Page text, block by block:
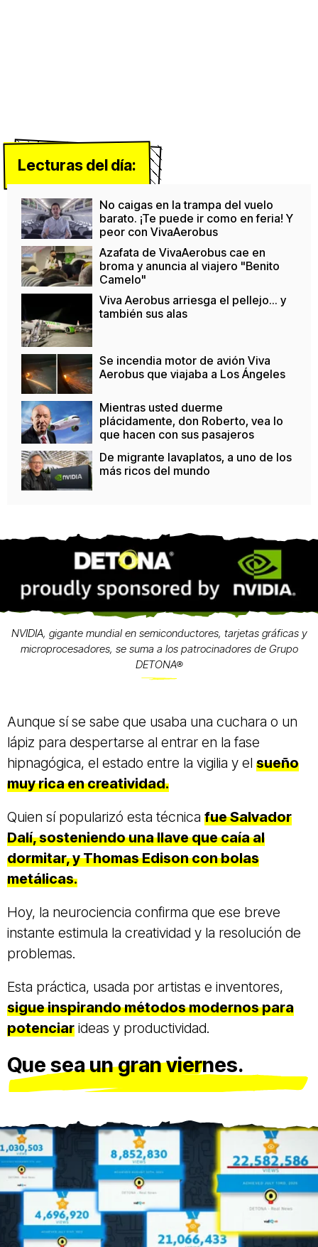
Lecturas del día:
No caigas en la trampa del vuelo
barato. ¡Te puede ir como en feria! Y
peor con VivaAerobus
Azafata de VivaAerobus cae en
broma y anuncia al viajero "Benito
Camelo"
Viva Aerobus arriesga el pellejo... y
también sus alas
Se incendia motor de avión Viva
Aerobus que viajaba a Los Ángeles
Mientras usted duerme
plácidamente, don Roberto, vea lo
que hacen con sus pasajeros
De migrante lavaplatos, a uno de los
más ricos del mundo
NVIDIA, gigante mundial en semiconductores, tarjetas gráficas y
microprocesadores, se suma a los patrocinadores de Grupo
DETONA®
Aunque sí se sabe que usaba una cuchara o un
lápiz para despertarse al entrar en la fase
hipnagógica, el estado entre la vigilia y el sueño
muy rica en creatividad.
Quien sí popularizó esta técnica fue Salvador
Dalí, sosteniendo una llave que caía al
dormitar, y Thomas Edison con bolas
metálicas.
Hoy, la neurociencia confirma que ese breve
instante estimula la creatividad y la resolución de
problemas.
Esta práctica, usada por artistas e inventores,
sigue inspirando métodos modernos para
potenciar ideas y productividad.
Que sea un gran viernes.